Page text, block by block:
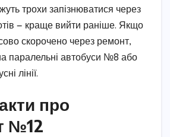
трохи запізнюватися через
— краще вийти раніше. Якщо
скорочено через ремонт,
паралельні автобуси №8 або
лінії.
про
№12